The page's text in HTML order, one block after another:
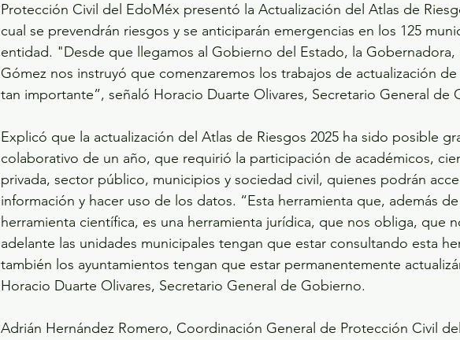
Protección Civil del EdoMéx presentó la Actualización del Atlas de
cual se prevendrán riesgos y se anticiparán emergencias en los 125
entidad. "Desde que llegamos al Gobierno del Estado, la Gobernadora,
Gómez nos instruyó que comenzaremos los trabajos de actualización
tan importante”, señaló Horacio Duarte Olivares, Secretario General de
Explicó que la actualización del Atlas de Riesgos 2025 ha sido posible
colaborativo de un año, que requirió la participación de académicos,
privada, sector público, municipios y sociedad civil, quienes podrán
información y hacer uso de los datos. “Esta herramienta que, además
herramienta científica, es una herramienta jurídica, que nos obliga, que
adelante las unidades municipales tengan que estar consultando esta
también los ayuntamientos tengan que estar permanentemente
Horacio Duarte Olivares, Secretario General de Gobierno.
Adrián Hernández Romero, Coordinación General de Protección Civil